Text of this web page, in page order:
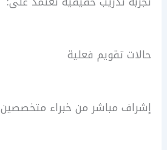
حالات تقويم فعلية
إشراف مباشر من خبراء متخصصين